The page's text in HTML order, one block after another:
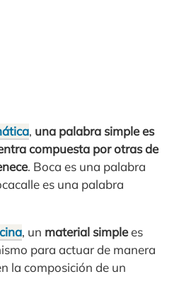
, una palabra simple es
compuesta por otras de
. Boca es una palabra
es una palabra
, un material simplees
para actuar de manera
la composición de un